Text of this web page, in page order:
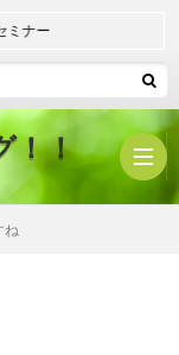
！！
ナー
ね